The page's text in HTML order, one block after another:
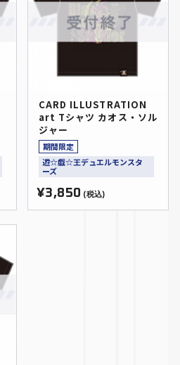
CARD ILLUSTRATION
art Tシャツ カオス・ソル
ジャー
期間限定
遊☆戯☆王デュエルモンスタ
ーズ
¥3,850 (税込)